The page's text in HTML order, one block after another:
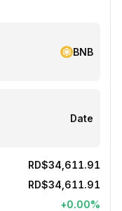
BNB
Date
RD$34,611.91
RD$34,611.91
+0.00%